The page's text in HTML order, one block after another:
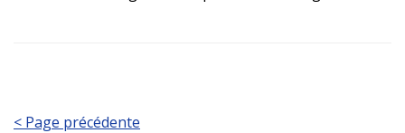
< Page précédente